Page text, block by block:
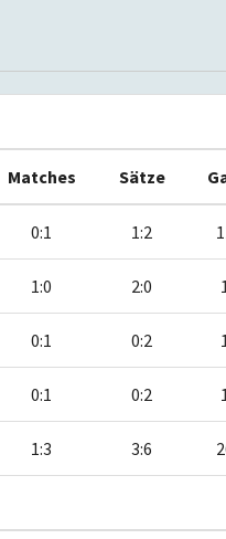
Matches Sätze
0:1 1:2
1:0 2:0
0:1 0:2
0:1 0:2
1:3 3:6